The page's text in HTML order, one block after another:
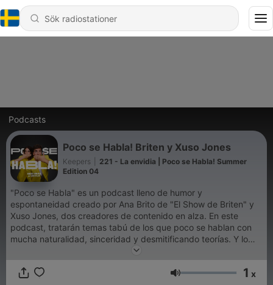
Podcasts
Poco se Habla! Briten y Xuso Jones
Keepers
221 - La envidia | Poco se Habla! Summer
Edition 04
"Poco se Habla" es un podcast lleno de humor y
espontaneidad creado por Ana Brito de "El Show de Briten" y
Xuso Jones, dos creadores de contenido en alza. En este
podcast, tratarán temas tabú de los que poco se hablan con
mucha naturalidad, sinceridad y desmitificando teorías. Y lo
harán con un invitado diferente cada semana. El objetivo de
billetes. "Poco se Habla" es una producción de Keepers y ha
Volym 1 x